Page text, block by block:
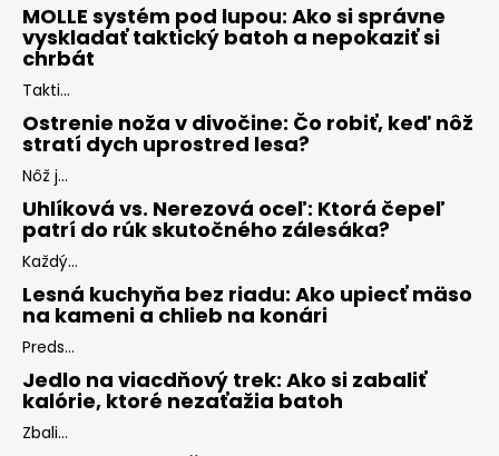
MOLLE systém pod lupou: Ako si správne
vyskladať taktický batoh a nepokaziť si
chrbát
Takti...
Ostrenie noža v divočine: Čo robiť, keď nôž
stratí dych uprostred lesa?
Nôž j...
Uhlíková vs. Nerezová oceľ: Ktorá čepeľ
patrí do rúk skutočného zálesáka?
Každý...
Lesná kuchyňa bez riadu: Ako upiecť mäso
na kameni a chlieb na konári
Preds...
Jedlo na viacdňový trek: Ako si zabaliť
kalórie, ktoré nezaťažia batoh
Zbali...